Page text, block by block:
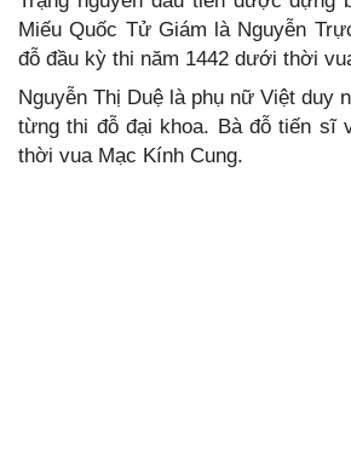
Miếu Quốc Tử Giám là Nguyễn
đỗ đầu kỳ thi năm 1442 dưới thời
Nguyễn Thị Duệ là phụ nữ Việt duy
từng thi đỗ đại khoa. Bà đỗ tiến sĩ
thời vua Mạc Kính Cung.